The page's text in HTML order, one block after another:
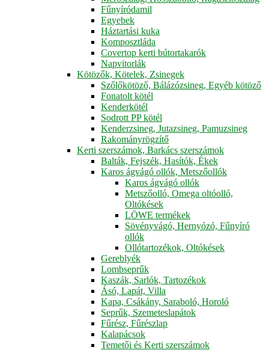
Fűnyíródamil
Egyebek
Háztartási kuka
Komposztláda
Covertop kerti bútortakarók
Napvitorlák
Kötözők, Kötelek, Zsinegek
Szőlőkötöző, Bálázózsineg, Egyéb kötöző
Fonatolt kötél
Kenderkötél
Sodrott PP kötél
Kenderzsineg, Jutazsineg, Pamuzsineg
Rakományrögzítő
Kerti szerszámok, Barkács szerszámok
Balták, Fejszék, Hasítók, Ékek
Karos ágvágó ollók, Metszőollók
Karos ágvágó ollók
Metszőolló, Omega oltóolló,
Oltókések
LÖWE termékek
Sövényvágó, Hernyózó, Fűnyíró
ollók
Ollótartozékok, Oltókések
Gereblyék
Lombseprűk
Kaszák, Sarlók, Tartozékok
Ásó, Lapát, Villa
Kapa, Csákány, Saraboló, Horoló
Seprűk, Szemeteslapátok
Fűrész, Fűrészlap
Kalapácsok
Temetői és Kerti szerszámok